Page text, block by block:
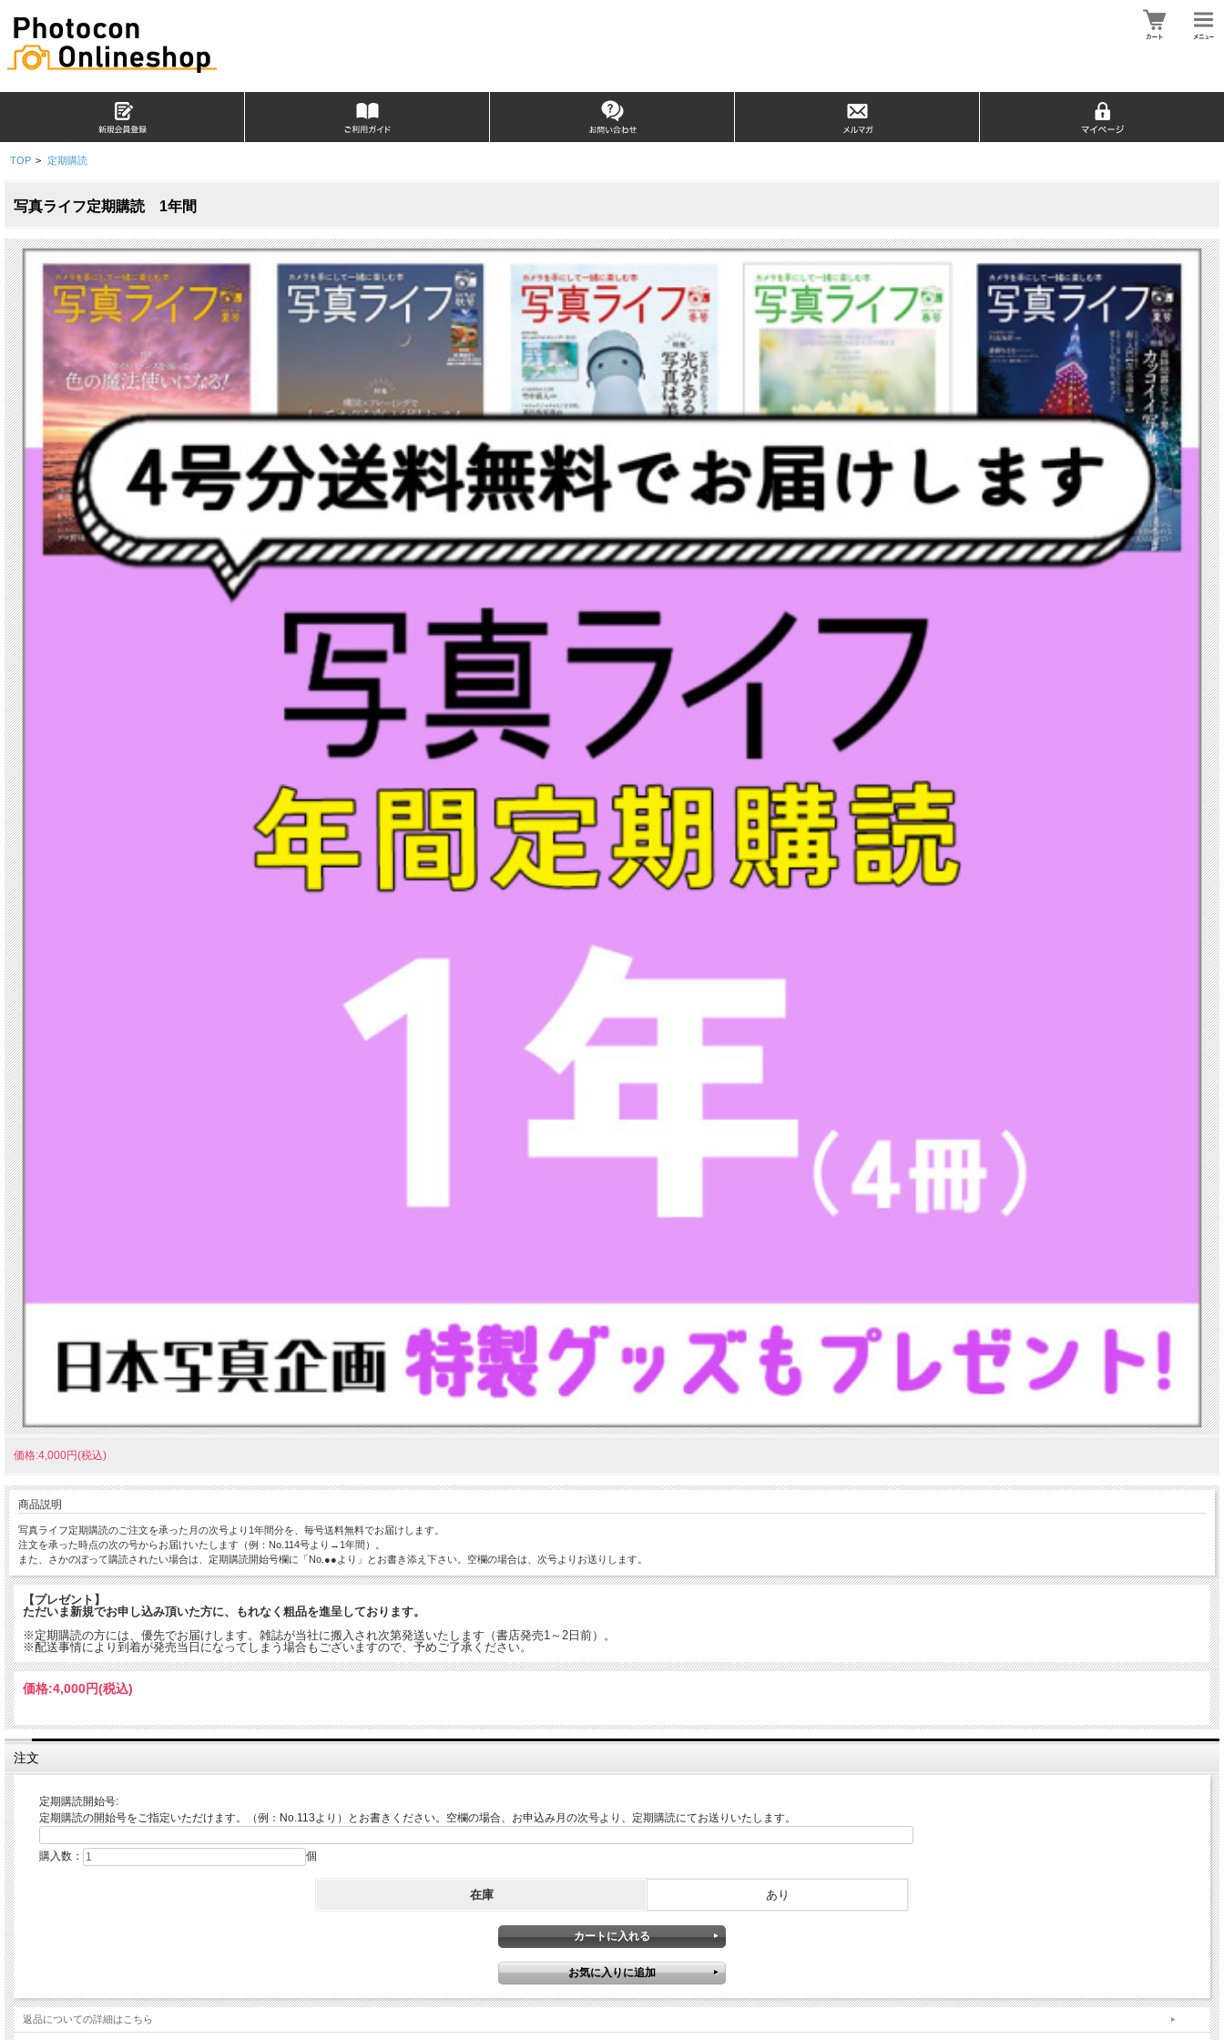
TOP > 定期購読
写真ライフ定期購読 1年間
価格:4,000円(税込)
商品説明
写真ライフ定期購読のご注文を承った月の次号より1年間分を、毎号送料無料でお届けします。
注文を承った時点の次の号からお届けいたします（例：No.114号より→1年間）。
また、さかのぼって購読されたい場合は、定期購読開始号欄に「No.●●より」とお書き添え下さい。空欄の場合は、次号よりお送りします。
【プレゼント】
ただいま新規でお申し込み頂いた方に、もれなく粗品を進呈しております。
※定期購読の方には、優先でお届けします。雑誌が当社に搬入され次第発送いたします（書店発売1～2日前）。
※配送事情により到着が発売当日になってしまう場合もございますので、予めご了承ください。
価格:4,000円(税込)
注文
定期購読開始号:
定期購読の開始号をご指定いただけます。（例：No.113より）とお書きください。空欄の場合、お申込み月の次号より、定期購読にてお送りいたします。
購入数： 個
在庫 あり
返品についての詳細はこちら